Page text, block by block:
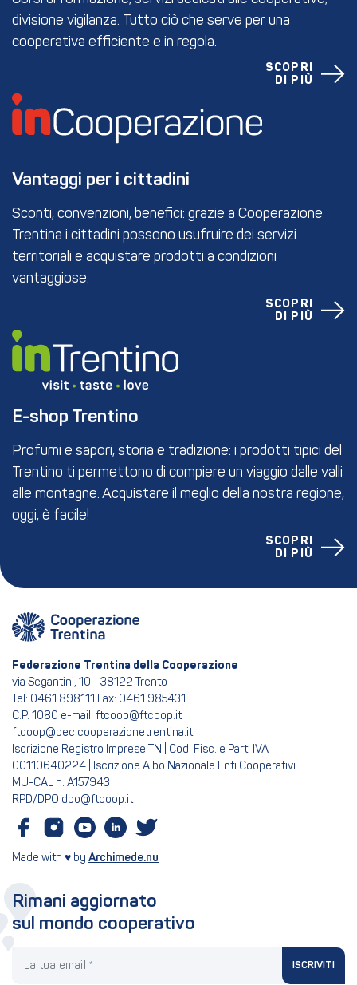
divisione vigilanza. Tutto ciò che serve per una
cooperativa efficiente e in regola.
SCOPRI
DI PIÙ
Vantaggi per i cittadini
Sconti, convenzioni, benefici: grazie a Cooperazione
Trentina i cittadini possono usufruire dei servizi
territoriali e acquistare prodotti a condizioni
vantaggiose.
SCOPRI
DI PIÙ
E-shop Trentino
Profumi e sapori, storia e tradizione: i prodotti tipici del
Trentino ti permettono di compiere un viaggio dalle valli
alle montagne. Acquistare il meglio della nostra regione,
oggi, è facile!
SCOPRI
DI PIÙ
Federazione Trentina della Cooperazione
via Segantini, 10 - 38122 Trento
Tel: 0461.898111 Fax: 0461.985431
C.P. 1080 e-mail: ftcoop@ftcoop.it
ftcoop@pec.cooperazionetrentina.it
Iscrizione Registro Imprese TN | Cod. Fisc. e Part. IVA
00110640224 | Iscrizione Albo Nazionale Enti Cooperativi
MU-CAL n. A157943
RPD/DPO dpo@ftcoop.it
Made with ♥ by Archimede.nu
Rimani aggiornato
sul mondo cooperativo
ISCRIVITI